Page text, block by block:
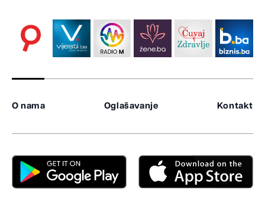
O nama Oglašavanje Kontakt